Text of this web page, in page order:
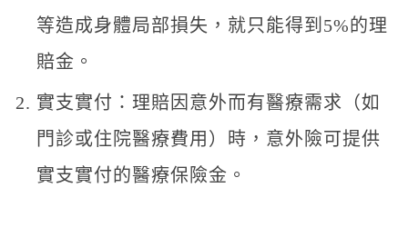
等造成身體局部損失，就只能得到5%的理
賠金。
實支實付：理賠因意外而有醫療需求（如
門診或住院醫療費用）時，意外險可提供
實支實付的醫療保險金。